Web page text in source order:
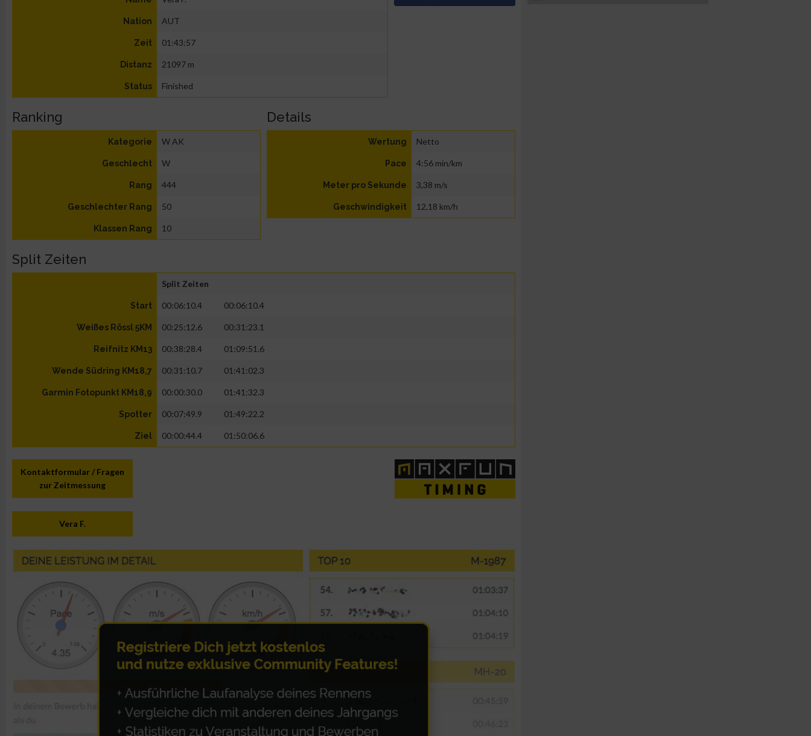
Nation AUT
Zeit 01:43:57
Distanz 21097 m
Status Finished
Ranking
Kategorie W AK
Geschlecht W
Rang 444
Geschlechter Rang 50
Klassen Rang 10
Details
Wertung Netto
Pace 4:56 min/km
Meter pro Sekunde 3,38 m/s
Geschwindigkeit 12,18 km/h
Split Zeiten
Split Zeiten
Start 00:06:10.4 00:06:10.4
Weißes Rössl 5KM 00:25:12.6 00:31:23.1
Reifnitz KM13 00:38:28.4 01:09:51.6
Wende Südring KM18,7 00:31:10.7 01:41:02.3
Garmin Fotopunkt KM18,9 00:00:30.0 01:41:32.3
Spotter 00:07:49.9 01:49:22.2
Ziel 00:00:44.4 01:50:06.6
Kontaktformular / Fragen
zur Zeitmessung
Vera F.